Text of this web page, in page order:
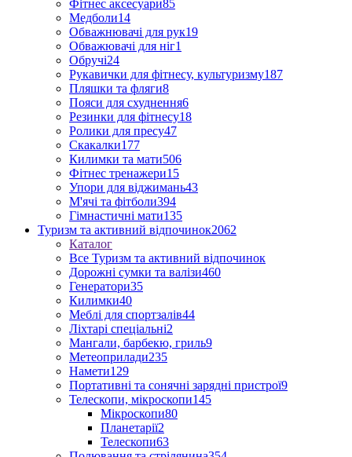
Фітнес аксесуари85
Медболи14
Обважнювачі для рук19
Обважювачі для ніг1
Обручі24
Рукавички для фітнесу, культуризму187
Пляшки та фляги8
Пояси для схуднення6
Резинки для фітнесу18
Ролики для пресу47
Скакалки177
Килимки та мати506
Фітнес тренажери15
Упори для віджимань43
М'ячі та фітболи394
Гімнастичні мати135
Туризм та активний відпочинок2062
Каталог
Все Туризм та активний відпочинок
Дорожні сумки та валізи460
Генератори35
Килимки40
Меблі для спортзалів44
Ліхтарі спеціальні2
Мангали, барбекю, гриль9
Метеоприлади235
Намети129
Портативні та сонячні зарядні пристрої9
Телескопи, мікроскопи145
Мікроскопи80
Планетарії2
Телескопи63